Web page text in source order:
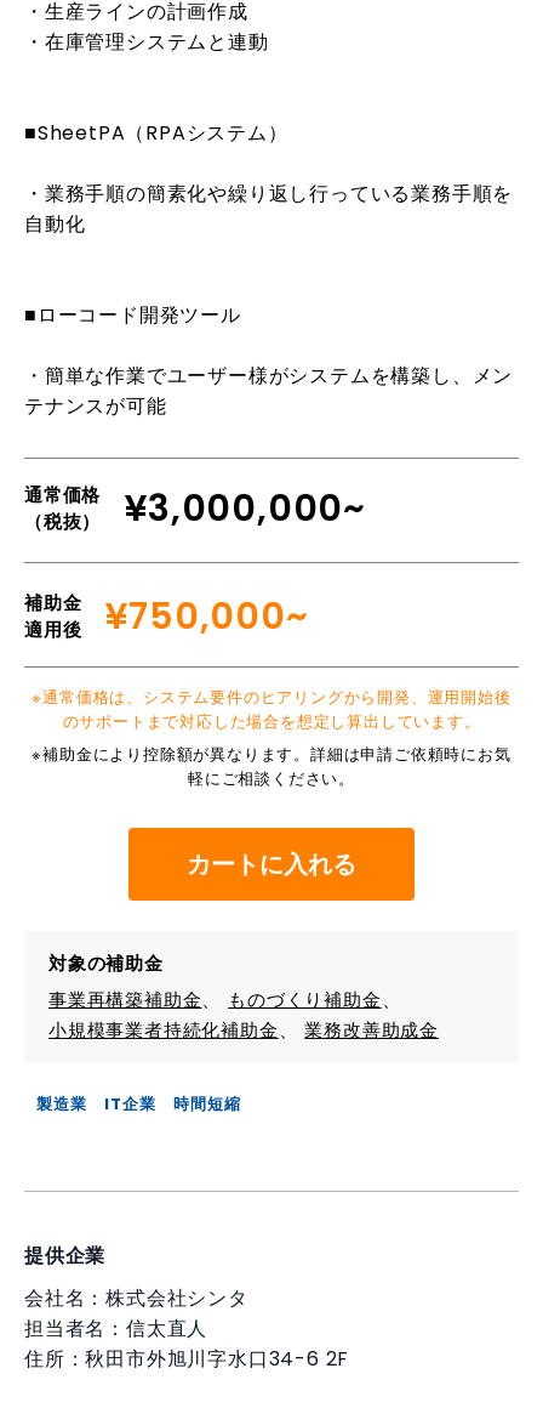
・生産ラインの計画作成
・在庫管理システムと連動
■SheetPA（RPAシステム）
・業務手順の簡素化や繰り返し行っている業務手順を
自動化
■ローコード開発ツール
・簡単な作業でユーザー様がシステムを構築し、メン
テナンスが可能
通常価格
（税抜）
¥3,000,000~
補助金
適用後
¥750,000~
※通常価格は、システム要件のヒアリングから開発、運用開始後
のサポートまで対応した場合を想定し算出しています。
※補助金により控除額が異なります。詳細は申請ご依頼時にお気
軽にご相談ください。
カートに入れる
対象の補助金
事業再構築補助金
ものづくり補助金
小規模事業者持続化補助金
業務改善助成金
製造業 IT企業 時間短縮
提供企業
会社名：株式会社シンタ
担当者名：信太直人
住所：秋田市外旭川字水口34-6 2F